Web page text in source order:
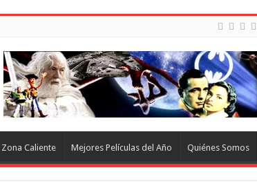
Zona Caliente Mejores Películas del Año Quiénes Somos